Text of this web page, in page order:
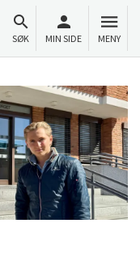
SØK MIN SIDE MENY